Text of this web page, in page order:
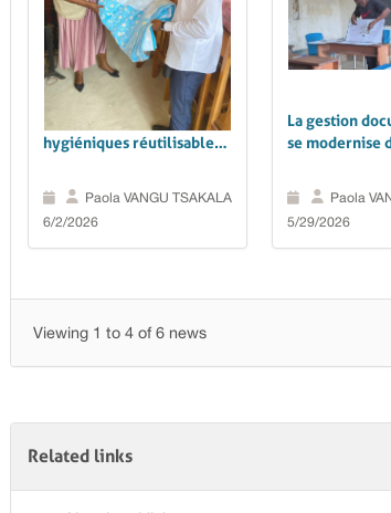
Des serviettes
hygiéniques réutilisables
scolarisation des filles à la
Tshopo
Paola VANGU TSAKALA
6/2/2026
La gestion
se modernise
GIFT
Paola
5/29/2026
Viewing 1 to 4 of 6 news
Related links